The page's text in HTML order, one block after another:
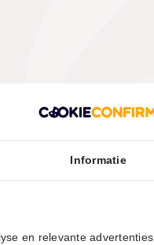
Informatie
en relevante advertenties.